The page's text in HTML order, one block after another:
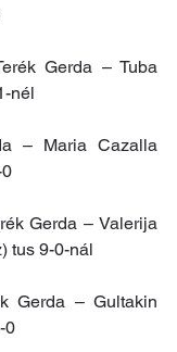
Gerda – Tuba
nél
– Maria Cazalla
Gerda – Valerija
tus 9-0-nál
Gerda – Gultakin
0